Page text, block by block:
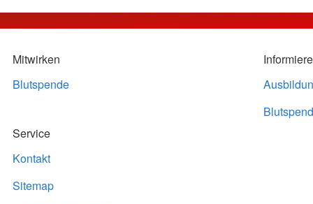
Mitwirken
Blutspende
Service
Kontakt
Sitemap